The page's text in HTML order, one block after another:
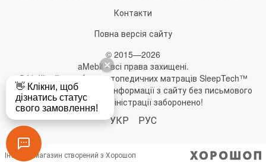
Контакти
Повна версія сайту
© 2015—2026
aMebli - всі права захищені.
Офіційний виробник ортопедичних матраців SleepTech™
Будь-яке використання інформації з сайту без письмового
дозволу адміністрації заборонено!
УКР РУС
Інтернет-магазин створений з Хорошоп